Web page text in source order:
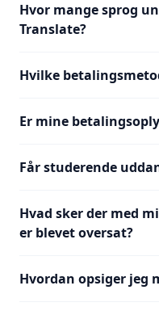
Hvor mange sprog
Translate?
Hvilke
Er mine
Får studerende
Hvad sker der med
er blevet oversat?
Hvordan opsiger jeg